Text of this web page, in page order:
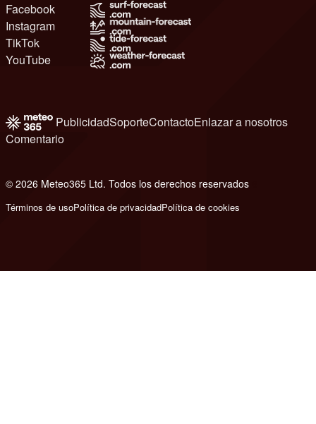
Facebook
Instagram
TikTok
YouTube
PublicidadSoporteContactoEnlazar a nosotros
Comentario
© 2026 Meteo365 Ltd. Todos los derechos reservados
Términos de usoPolítica de privacidadPolítica de cookies